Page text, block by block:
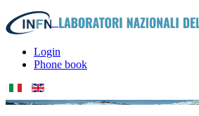
Login
Phone book